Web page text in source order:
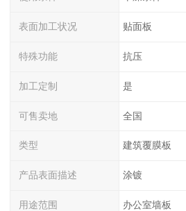
表面加工状况 贴面板
特殊功能 抗压
加工定制 是
可售卖地 全国
类型 建筑覆膜板
产品表面描述 涂镀
用途范围 办公室墙板